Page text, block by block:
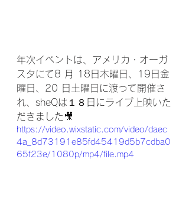
年次イベントは、アメリカ・オーガ
スタにて8 月 18日木曜日、19日金
曜日、20 日土曜日に渡って開催さ
れ、sheQは１８日にライブ上映いた
だきました🎥
https://video.wixstatic.com/video/daec
4a_8d73191e85fd45419d5b7cdba0
65f23e/1080p/mp4/file.mp4